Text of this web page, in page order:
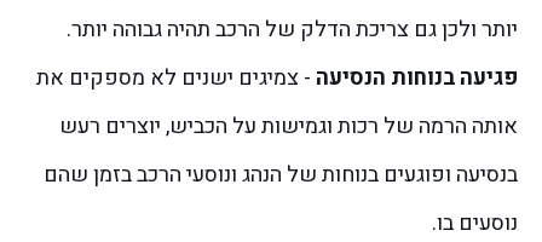
יותר ולכן גם צריכת הדלק של הרכב תהיה גבוהה יותר.
פגיעה בנוחות הנסיעה - צמיגים ישנים לא מספקים את
אותה הרמה של רכות וגמישות על הכביש, יוצרים רעש
בנסיעה ופוגעים בנוחות של הנהג ונוסעי הרכב בזמן שהם
נוסעים בו.